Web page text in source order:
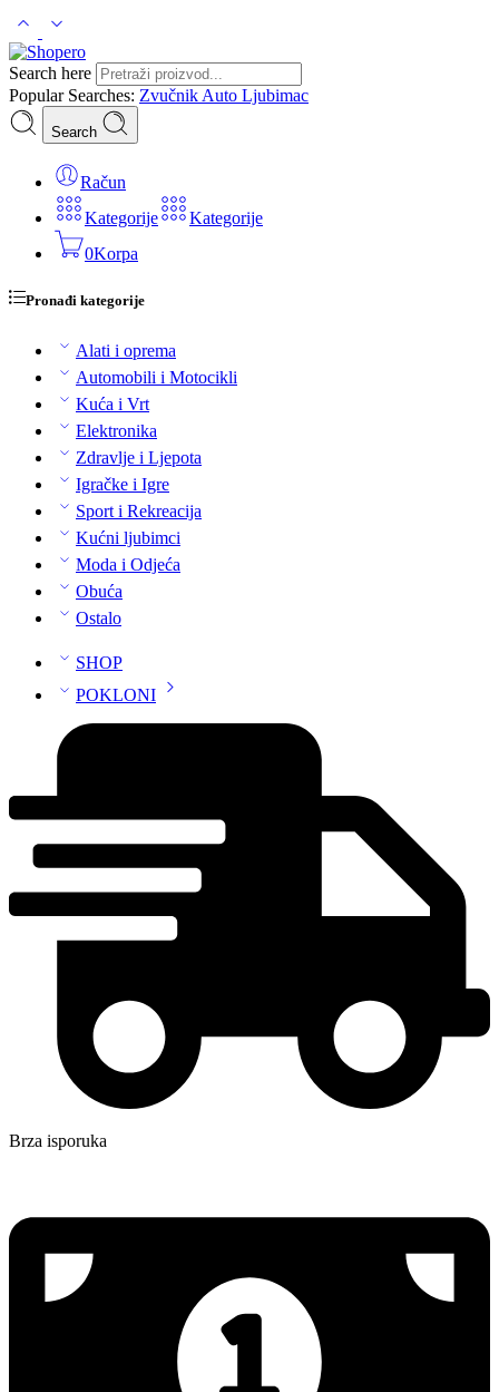
Search here
Popular Searches: Zvučnik Auto Ljubimac
Search
Račun
Kategorije
Kategorije
0Korpa
Pronađi kategorije
Alati i oprema
Automobili i Motocikli
Kuća i Vrt
Elektronika
Zdravlje i Ljepota
Igračke i Igre
Sport i Rekreacija
Kućni ljubimci
Moda i Odjeća
Obuća
Ostalo
SHOP
POKLONI
Brza isporuka